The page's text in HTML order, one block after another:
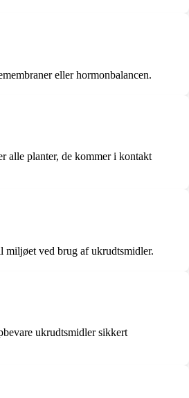
eller hormonbalancen.
alle planter, de kommer i kontakt
miljøet ved brug af ukrudtsmidler.
ukrudtsmidler sikkert